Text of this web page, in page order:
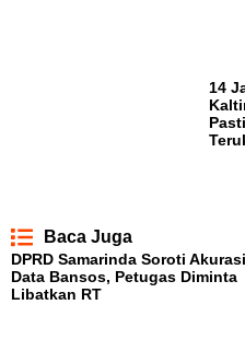
14
Baca Juga
DPRD Samarinda Soroti Akurasi
Data Bansos, Petugas Diminta
Libatkan RT